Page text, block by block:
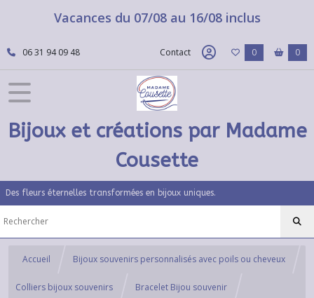
Vacances du 07/08 au 16/08 inclus
06 31 94 09 48 Contact 0 0
Bijoux et créations par Madame
Cousette
Des fleurs éternelles transformées en bijoux uniques.
Accueil Bijoux souvenirs personnalisés avec poils ou cheveux
Colliers bijoux souvenirs Bracelet Bijou souvenir